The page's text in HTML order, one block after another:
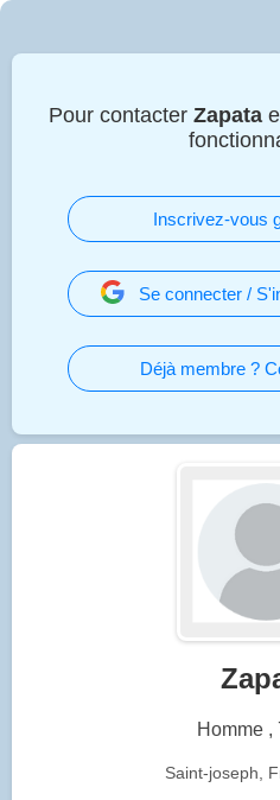
Pour contacter Zapata
Inscrivez-vous
Se connecter /
Déjà membre ?
Homme ,
Saint-joseph,